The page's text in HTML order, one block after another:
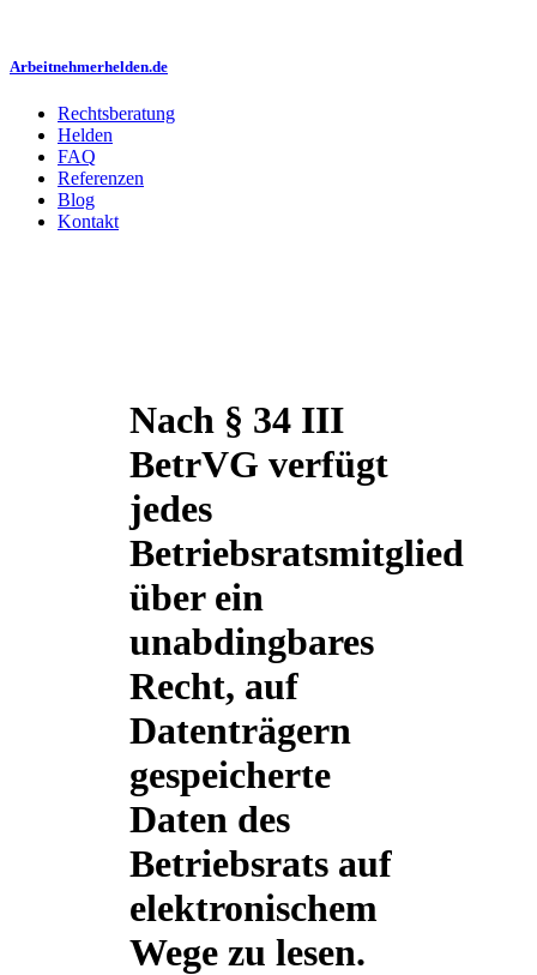
Arbeitnehmerhelden.de
Rechtsberatung
Helden
FAQ
Referenzen
Blog
Kontakt
Nach § 34 III
BetrVG verfügt
jedes
Betriebsratsmitglied
über ein
unabdingbares
Recht, auf
Datenträgern
gespeicherte
Daten des
Betriebsrats auf
elektronischem
Wege zu lesen.